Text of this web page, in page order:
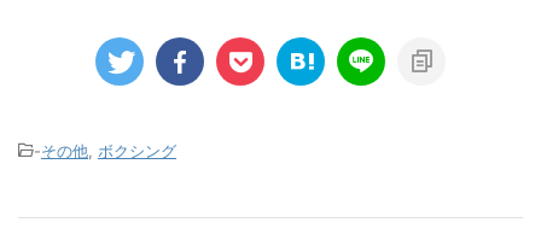
-その他 ボクシング